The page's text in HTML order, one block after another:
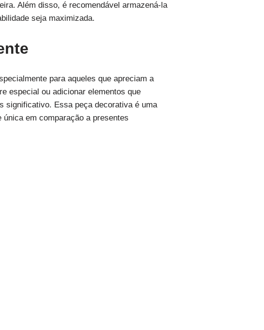
Além disso, é recomendável armazená-la
seja maximizada.
para aqueles que apreciam a
especial ou adicionar elementos que
significativo. Essa peça decorativa é uma
em comparação a presentes